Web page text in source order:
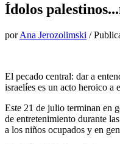
Ídolos
porAna Jerozolimski /
El pecado central: dar a
israelíes es un acto heroico a
Este 21 de julio terminan en
de entretenimiento durante
a los niños ocupados y en